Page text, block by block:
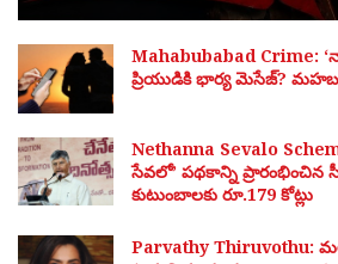
Mahabubabad Crime:
ప్రియుడికి భార్య మెసేజ్?
Nethanna Sevalo
సేవలో’ పథకాన్ని ప్రారంభించిన
కుటుంబాలకు రూ.179 కోట్లు
Parvathy Thiruvothu: